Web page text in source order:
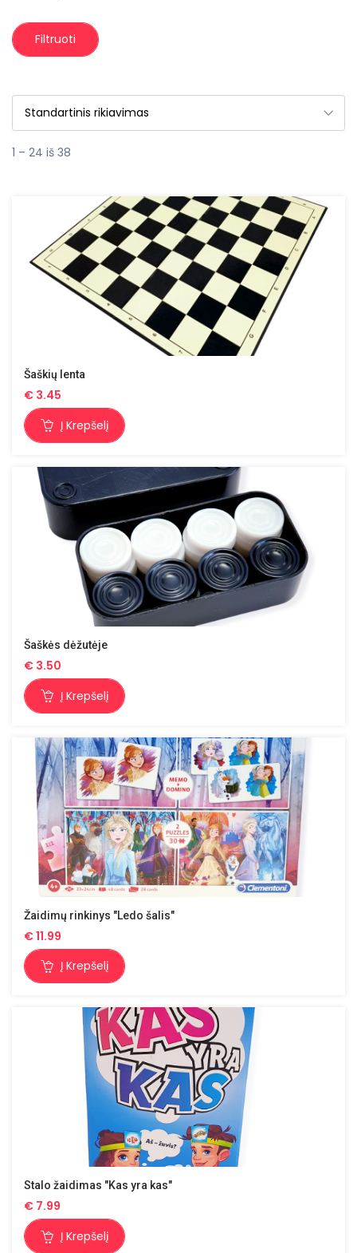
Filtruoti
1 – 24 iš 38
Šaškių lenta
€ 3.45
Į Krepšelį
Šaškės dėžutėje
€ 3.50
Į Krepšelį
Žaidimų rinkinys "Ledo šalis"
€11.99
Į Krepšelį
Stalo žaidimas "Kas yra kas"
€ 7.99
Į Krepšelį